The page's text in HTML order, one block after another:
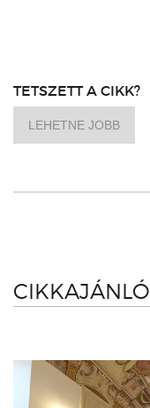
TETSZETT A CIKK?
LEHETNE JOBB
CIKKAJÁNLÓ